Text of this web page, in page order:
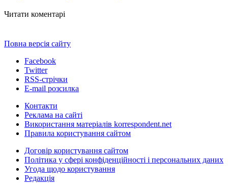
Читати коментарі
Повна версія сайту
Facebook
Twitter
RSS-стрічки
E-mail розсилка
Контакти
Реклама на сайті
Використання матеріалів korrespondent.net
Правила користування сайтом
Договір користування сайтом
Політика у сфері конфіденційності і персональних даних
Угода щодо користування
Редакція